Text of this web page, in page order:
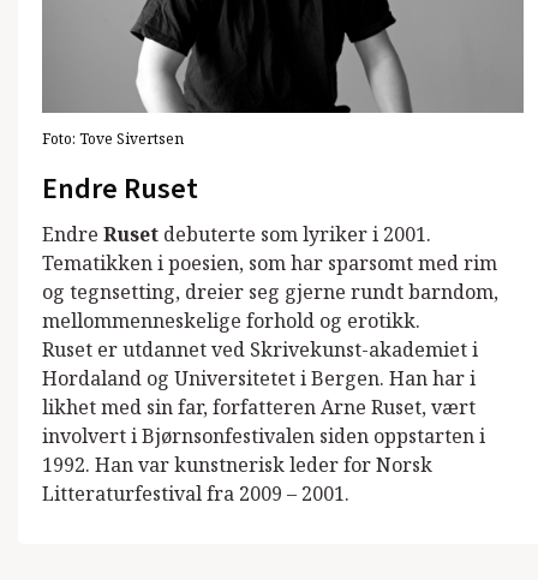
Foto: Tove Sivertsen
Endre Ruset
Endre Ruset debuterte som lyriker i 2001.
Tematikken i poesien, som har sparsomt med rim
og tegnsetting, dreier seg gjerne rundt barndom,
mellommenneskelige forhold og erotikk.
Ruset er utdannet ved Skrivekunst-akademiet i
Hordaland og Universitetet i Bergen. Han har i
likhet med sin far, forfatteren Arne Ruset, vært
involvert i Bjørnsonfestivalen siden oppstarten i
1992. Han var kunstnerisk leder for Norsk
Litteraturfestival fra 2009 – 2001.